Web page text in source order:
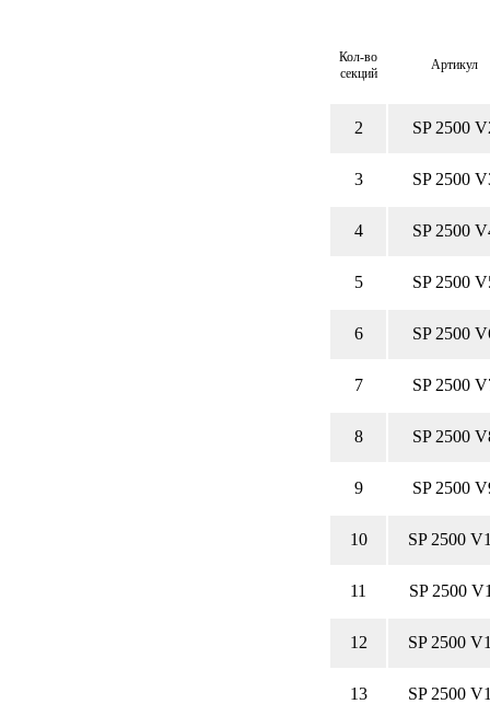
Кол-во
секций
Артикул
2 SP 2500
3 SP 2500
4 SP 2500
5 SP 2500
6 SP 2500
7 SP 2500
8 SP 2500
9 SP 2500
10 SP 2500
11 SP 2500
12 SP 2500
13 SP 2500